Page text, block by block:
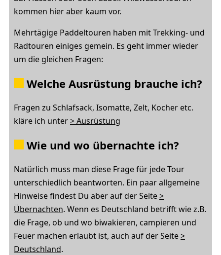
kommen hier aber kaum vor.
Mehrtägige Paddeltouren haben mit Trekking- und
Radtouren einiges gemein. Es geht immer wieder
um die gleichen Fragen:
Welche Ausrüstung brauche ich?
Fragen zu Schlafsack, Isomatte, Zelt, Kocher etc.
kläre ich unter> Ausrüstung
Wie und wo übernachte ich?
Natürlich muss man diese Frage für jede Tour
unterschiedlich beantworten. Ein paar allgemeine
Hinweise findest Du aber auf der Seite>
Übernachten. Wenn es Deutschland betrifft wie z.B.
die Frage, ob und wo biwakieren, campieren und
Feuer machen erlaubt ist, auch auf der Seite>
Deutschland.